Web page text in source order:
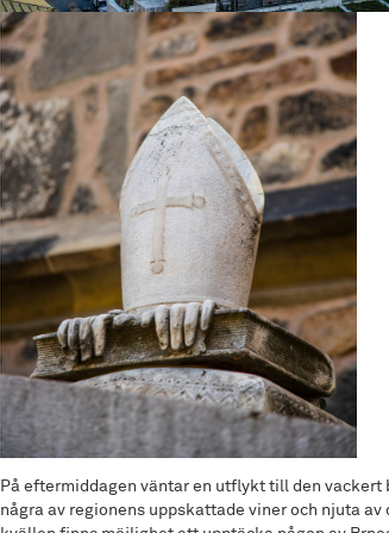
På eftermiddagen väntar en utflykt till den vackert
några av regionens uppskattade viner och njuta